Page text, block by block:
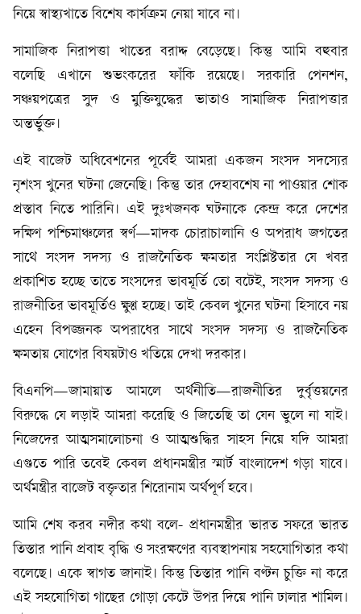
নিয়ে স্বাস্থ্যখাতে বিশেষ কার্যক্রম নেয়া যাবে না।
সামাজিক নিরাপত্তা খাতের বরাদ্দ বেড়েছে। কিন্তু আমি বহুবার
বলেছি এখানে শুভংকরের ফাঁকি রয়েছে। সরকারি পেনশন,
সঞ্চয়পত্রের সুদ ও মুক্তিযুদ্ধের ভাতাও সামাজিক নিরাপত্তার
অন্তর্ভুক্ত।
এই বাজেট অধিবেশনের পূর্বেই আমরা একজন সংসদ সদস্যের
নৃশংস খুনের ঘটনা জেনেছি। কিন্তু তার দেহাবশেষ না পাওয়ার শোক
প্রস্তাব নিতে পারিনি। এই দুঃখজনক ঘটনাকে কেন্দ্র করে দেশের
দক্ষিণ পশ্চিমাঞ্চলের স্বর্ণ—মাদক চোরাচালানি ও অপরাধ জগতের
সাথে সংসদ সদস্য ও রাজনৈতিক ক্ষমতার সংশ্লিষ্টতার যে খবর
প্রকাশিত হচ্ছে তাতে সংসদের ভাবমূর্তি তো বটেই, সংসদ সদস্য ও
রাজনীতির ভাবমূর্তিও ক্ষুণ্ণ হচ্ছে। তাই কেবল খুনের ঘটনা হিসাবে নয়
এহেন বিপজ্জনক অপরাধের সাথে সংসদ সদস্য ও রাজনৈতিক
ক্ষমতায় যোগের বিষয়টাও খতিয়ে দেখা দরকার।
বিএনপি—জামায়াত আমলে অর্থনীতি—রাজনীতির দুর্বৃত্তয়নের
বিরুদ্ধে যে লড়াই আমরা করেছি ও জিতেছি তা যেন ভুলে না যাই।
নিজেদের আত্মসমালোচনা ও আত্মশুদ্ধির সাহস নিয়ে যদি আমরা
এগুতে পারি তবেই কেবল প্রধানমন্ত্রীর স্মার্ট বাংলাদেশ গড়া যাবে।
অর্থমন্ত্রীর বাজেট বক্তৃতার শিরোনাম অর্থপূর্ণ হবে।
আমি শেষ করব নদীর কথা বলে- প্রধানমন্ত্রীর ভারত সফরে ভারত
তিস্তার পানি প্রবাহ বৃদ্ধি ও সংরক্ষণের ব্যবস্থাপনায় সহযোগিতার কথা
বলেছে। একে স্বাগত জানাই। কিন্তু তিস্তার পানি বণ্টন চুক্তি না করে
এই সহযোগিতা গাছের গোড়া কেটে উপর দিয়ে পানি ঢালার শামিল।